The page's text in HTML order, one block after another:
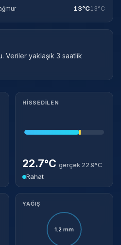
13°C13°C
Veriler yaklaşık 3 saatlik
HISSEDILEN
22.7°C gerçek 22.9°C
Rahat
YAĞIŞ
1.2 mm